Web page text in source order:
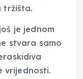
tržišta.
je jednom
stvara samo
vrijednosti.